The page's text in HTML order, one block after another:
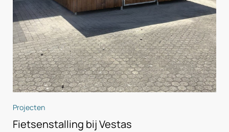
Projecten
Fietsenstalling bij Vestas